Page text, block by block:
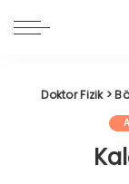
Doktor Fizik>